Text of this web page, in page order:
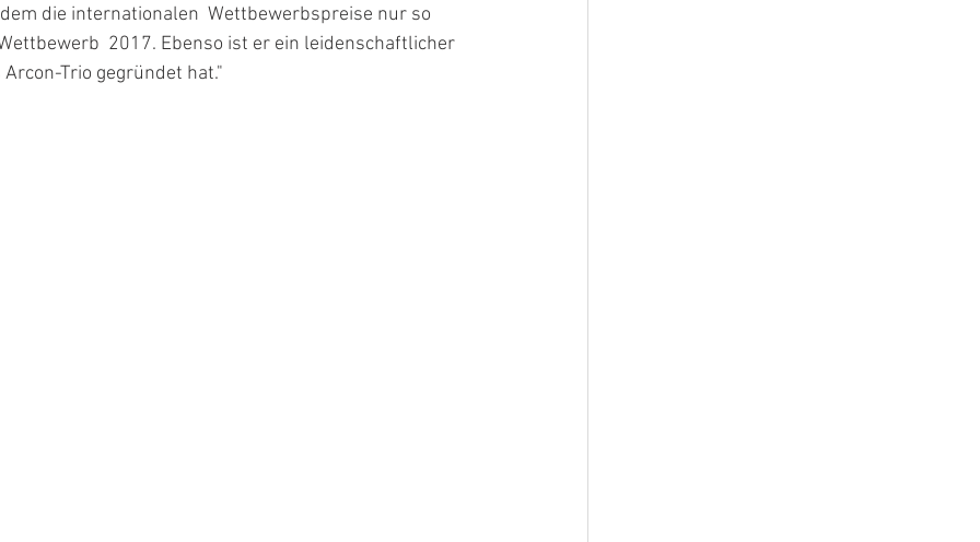
die internationalen  Wettbewerbspreise nur so
2017. Ebenso ist er ein leidenschaftlicher
Trio gegründet hat."